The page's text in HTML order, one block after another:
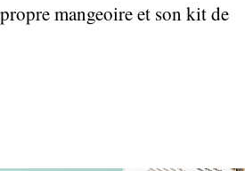
mangeoire et son kit de